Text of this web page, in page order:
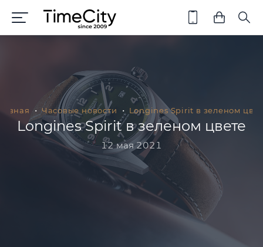
Часовые новости Longines Spirit в зеленом
Longines Spirit в зеленом цвете
12 мая 2021